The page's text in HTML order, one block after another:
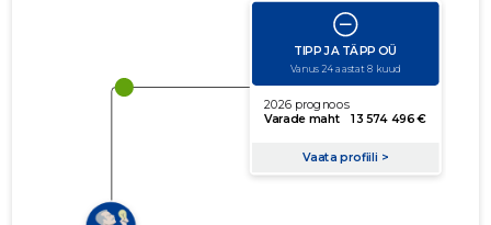
käibe suurus
võla suurus
Seoste laiendamine